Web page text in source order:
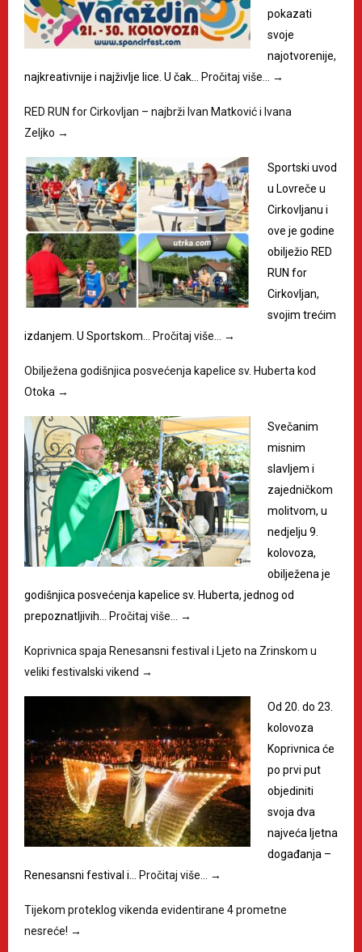
pokazati
svoje
najotvorenije,
najkreativnije i najživlje lice. U čak…
Pročitaj više… →
RED RUN for Cirkovljan – najbrži Ivan Matković i Ivana
Zeljko →
Sportski uvod
u Lovreče u
Cirkovljanu i
ove je godine
obilježio RED
RUN for
Cirkovljan,
svojim trećim
izdanjem. U Sportskom…
Pročitaj više… →
Obilježena godišnjica posvećenja kapelice sv. Huberta kod
Otoka →
Svečanim
misnim
slavljem i
zajedničkom
molitvom, u
nedjelju 9.
kolovoza,
obilježena je
godišnjica posvećenja kapelice sv. Huberta, jednog od
prepoznatljivih…
Pročitaj više… →
Koprivnica spaja Renesansni festival i Ljeto na Zrinskom u
veliki festivalski vikend →
Od 20. do 23.
kolovoza
Koprivnica će
po prvi put
objediniti
svoja dva
najveća ljetna
događanja –
Renesansni festival i…
Pročitaj više… →
Tijekom proteklog vikenda evidentirane 4 prometne
nesreće! →